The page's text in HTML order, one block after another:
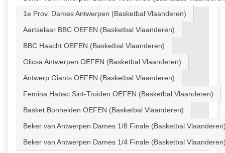
1e Prov. Dames Antwerpen (Basketbal Vlaanderen)
Aartselaar BBC OEFEN (Basketbal Vlaanderen)
BBC Haacht OEFEN (Basketbal Vlaanderen)
Olicsa Antwerpen OEFEN (Basketbal Vlaanderen)
Antwerp Giants OEFEN (Basketbal Vlaanderen)
Femina Habac Sint-Truiden OEFEN (Basketbal Vlaanderen)
Basket Bonheiden OEFEN (Basketbal Vlaanderen)
Beker van Antwerpen Dames 1/8 Finale (Basketbal
Beker van Antwerpen Dames 1/4 Finale (Basketbal